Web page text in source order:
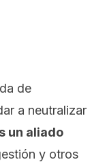
de
a neutralizar
un aliado
y otros